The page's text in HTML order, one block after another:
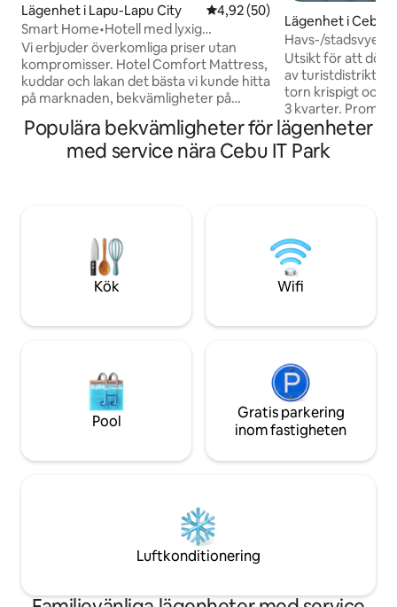
Lägenhet i Lapu-Lapu City 4,92 av 5 i genomsnittligt
4,92 (50)
Smart Home•Hotell med lyxig
komfortsäng•Nära flygplatsen
Vi erbjuder överkomliga priser utan
kompromisser. Hotel Comfort Mattress,
kuddar och lakan det bästa vi kunde hitta
på marknaden, bekvämligheter på
vistelse så bekväm som möjligt. Vi
erbjuder concierge dygnet runt för våra
som möjligt. Vi förstår att våra gäster är
hemifrån och att de behöver känna sig
Lägenhet i Cebu
Havs-/stadsvyer:
säkert distrikt
Utsikt för att dö för
av turistdistriktet; Fantastiskt modernt
torn krispigt och rent.
3 kvarter. Promenad till stormarknader,
restauranger, Starbucks: Kraftfullt WiFi,
kabel-TV-paket. Cebu Nightlife only
short 4 block walk: Optimum
brottslighet. Fantastisk inredd lägenhet,
oklanderliga
Populära bekvämligheter för lägenheter
med service nära Cebu IT Park
Kök Wifi
Pool
Gratis parkering
inom fastigheten
Luftkonditionering